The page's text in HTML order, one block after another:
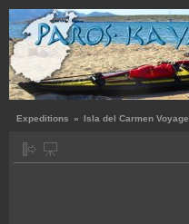
Expeditions » Isla del Carmen Voyage